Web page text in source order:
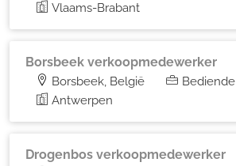
Vlaams-Brabant
Borsbeek verkoopmedewerker
Borsbeek, België
Bediende
Antwerpen
Drogenbos verkoopmedewerker